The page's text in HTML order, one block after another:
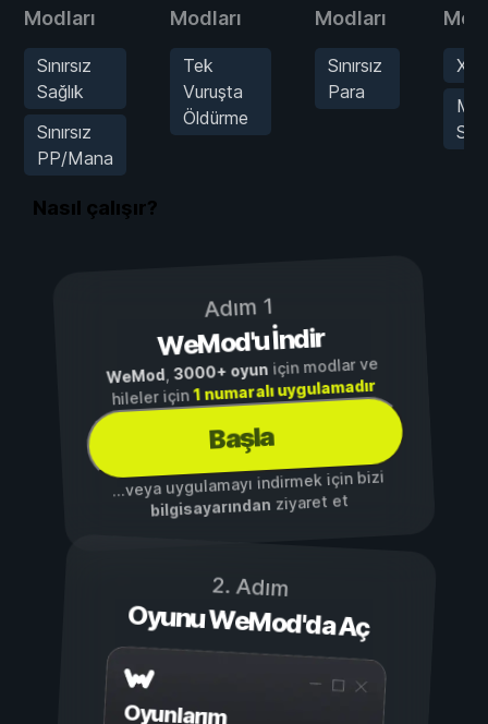
Modları
Sınırsız
Sağlık
Sınırsız
PP/Mana
Modları
Tek
Vuruşta
Öldürme
Modları
Sınırsız
Para
XP
Nasıl çalışır?
Adım 1
WeMod'u İndir
WeMod,3000+ oyuniçin modlar ve
hileler için1 numaralı uygulamadır
Başla
...veya uygulamayı indirmek için bizi
bilgisayarından ziyaret et
2. Adım
Oyunu WeMod'da Aç
Oyunlarım